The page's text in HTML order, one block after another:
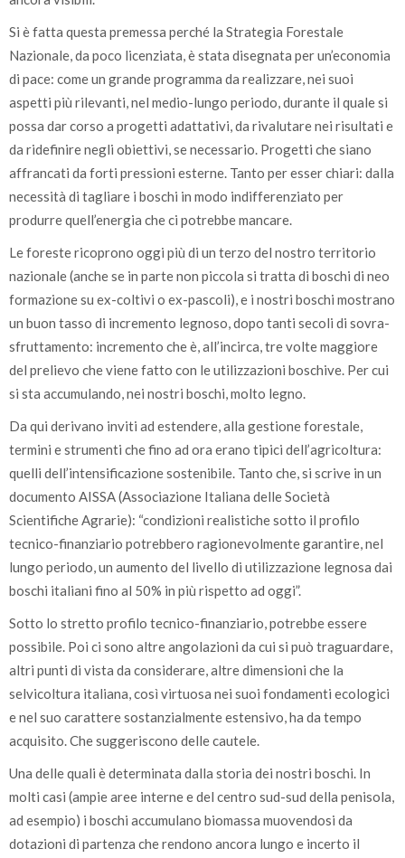
Si è fatta questa premessa perché la Strategia Forestale
Nazionale, da poco licenziata, è stata disegnata per un’economia
di pace: come un grande programma da realizzare, nei suoi
aspetti più rilevanti, nel medio-lungo periodo, durante il quale si
possa dar corso a progetti adattativi, da rivalutare nei risultati e
da ridefinire negli obiettivi, se necessario. Progetti che siano
affrancati da forti pressioni esterne. Tanto per esser chiari: dalla
necessità di tagliare i boschi in modo indifferenziato per
produrre quell’energia che ci potrebbe mancare.
Le foreste ricoprono oggi più di un terzo del nostro territorio
nazionale (anche se in parte non piccola si tratta di boschi di neo
formazione su ex-coltivi o ex-pascoli), e i nostri boschi mostrano
un buon tasso di incremento legnoso, dopo tanti secoli di sovra-
sfruttamento: incremento che è, all’incirca, tre volte maggiore
del prelievo che viene fatto con le utilizzazioni boschive. Per cui
si sta accumulando, nei nostri boschi, molto legno.
Da qui derivano inviti ad estendere, alla gestione forestale,
termini e strumenti che fino ad ora erano tipici dell’agricoltura:
quelli dell’intensificazione sostenibile. Tanto che, si scrive in un
documento AISSA (Associazione Italiana delle Società
Scientifiche Agrarie): “condizioni realistiche sotto il profilo
tecnico-finanziario potrebbero ragionevolmente garantire, nel
lungo periodo, un aumento del livello di utilizzazione legnosa dai
boschi italiani fino al 50% in più rispetto ad oggi”.
Sotto lo stretto profilo tecnico-finanziario, potrebbe essere
possibile. Poi ci sono altre angolazioni da cui si può traguardare,
altri punti di vista da considerare, altre dimensioni che la
selvicoltura italiana, così virtuosa nei suoi fondamenti ecologici
e nel suo carattere sostanzialmente estensivo, ha da tempo
acquisito. Che suggeriscono delle cautele.
Una delle quali è determinata dalla storia dei nostri boschi. In
molti casi (ampie aree interne e del centro sud-sud della penisola,
ad esempio) i boschi accumulano biomassa muovendosi da
dotazioni di partenza che rendono ancora lungo e incerto il